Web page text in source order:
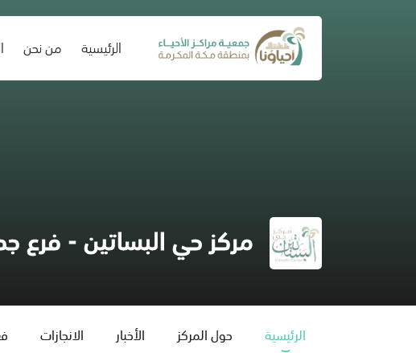
الرئيسية
(current) من نحن
مركز حي البساتين - فرع
الرئيسية حول المركز الأخبار الانجازات